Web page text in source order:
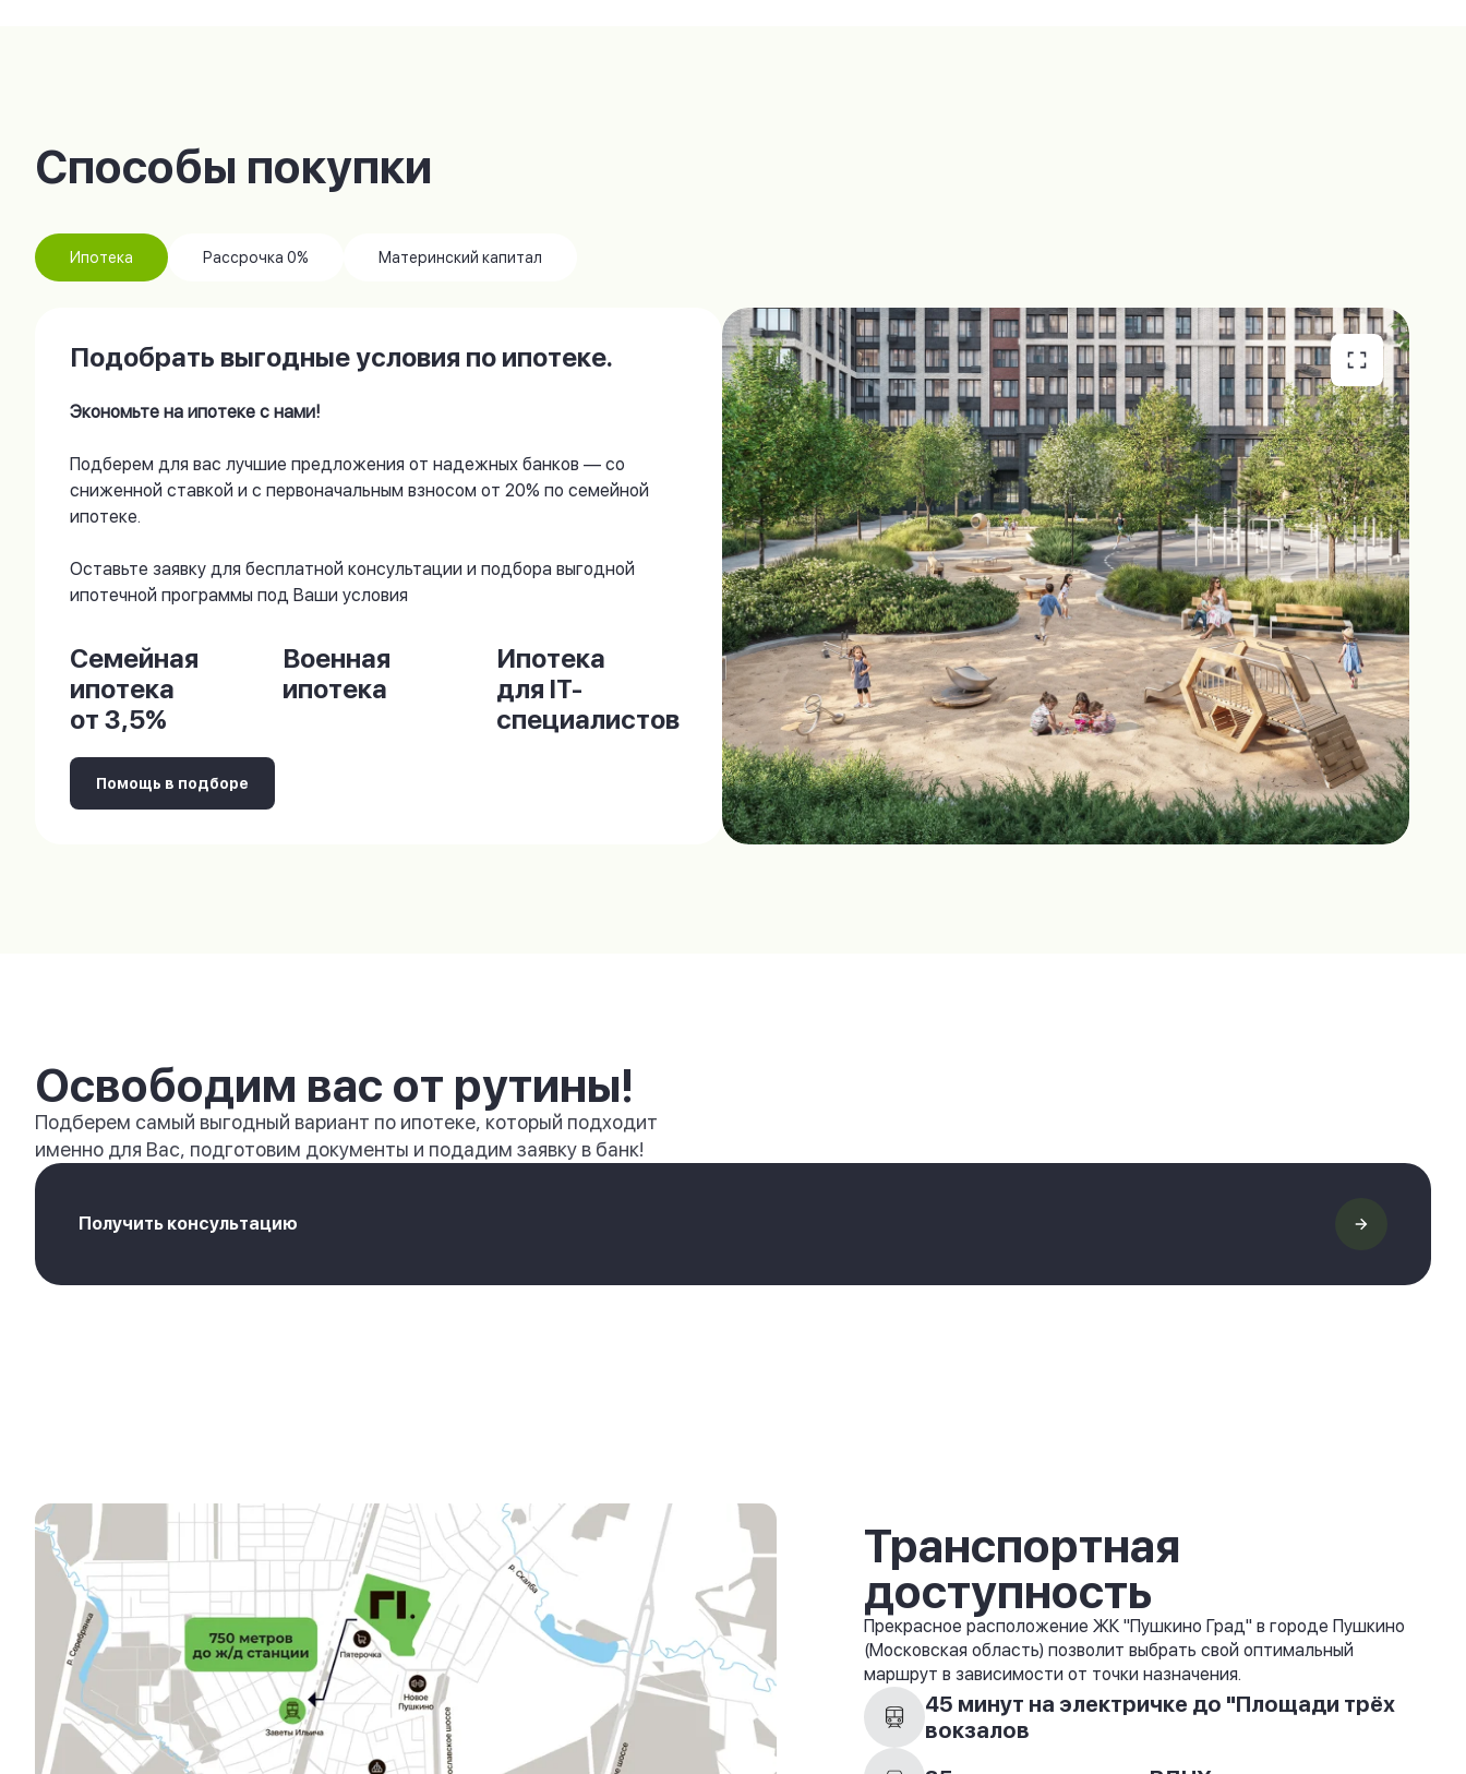
Способы покупки
Ипотека Рассрочка 0% Материнский капитал
Подобрать выгодные условия по ипотеке.
Экономьте на ипотеке с нами!
Подберем для вас лучшие предложения от надежных банков — со
сниженной ставкой и с первоначальным взносом от 20% по семейной
ипотеке.
Оставьте заявку для бесплатной консультации и подбора выгодной
ипотечной программы под Ваши условия
Семейная
ипотека
от 3,5%
Военная
ипотека
Ипотека
для IT-
специалистов
Помощь в подборе
Освободим вас от рутины!
Подберем самый выгодный вариант по ипотеке, который подходит
именно для Вас, подготовим документы и подадим заявку в банк!
Получить консультацию
Транспортная
доступность
Прекрасное расположение ЖК "Пушкино Град" в городе Пушкино
(Московская область) позволит выбрать свой оптимальный
маршрут в зависимости от точки назначения.
45 минут на электричке до "Площади трёх
вокзалов